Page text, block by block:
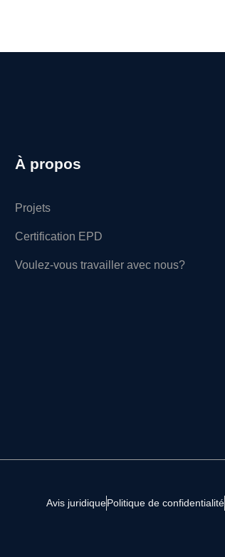
À propos
Projets
Certification EPD
Voulez-vous travailler avec nous?
Avis juridiquePolitique de confidentialité